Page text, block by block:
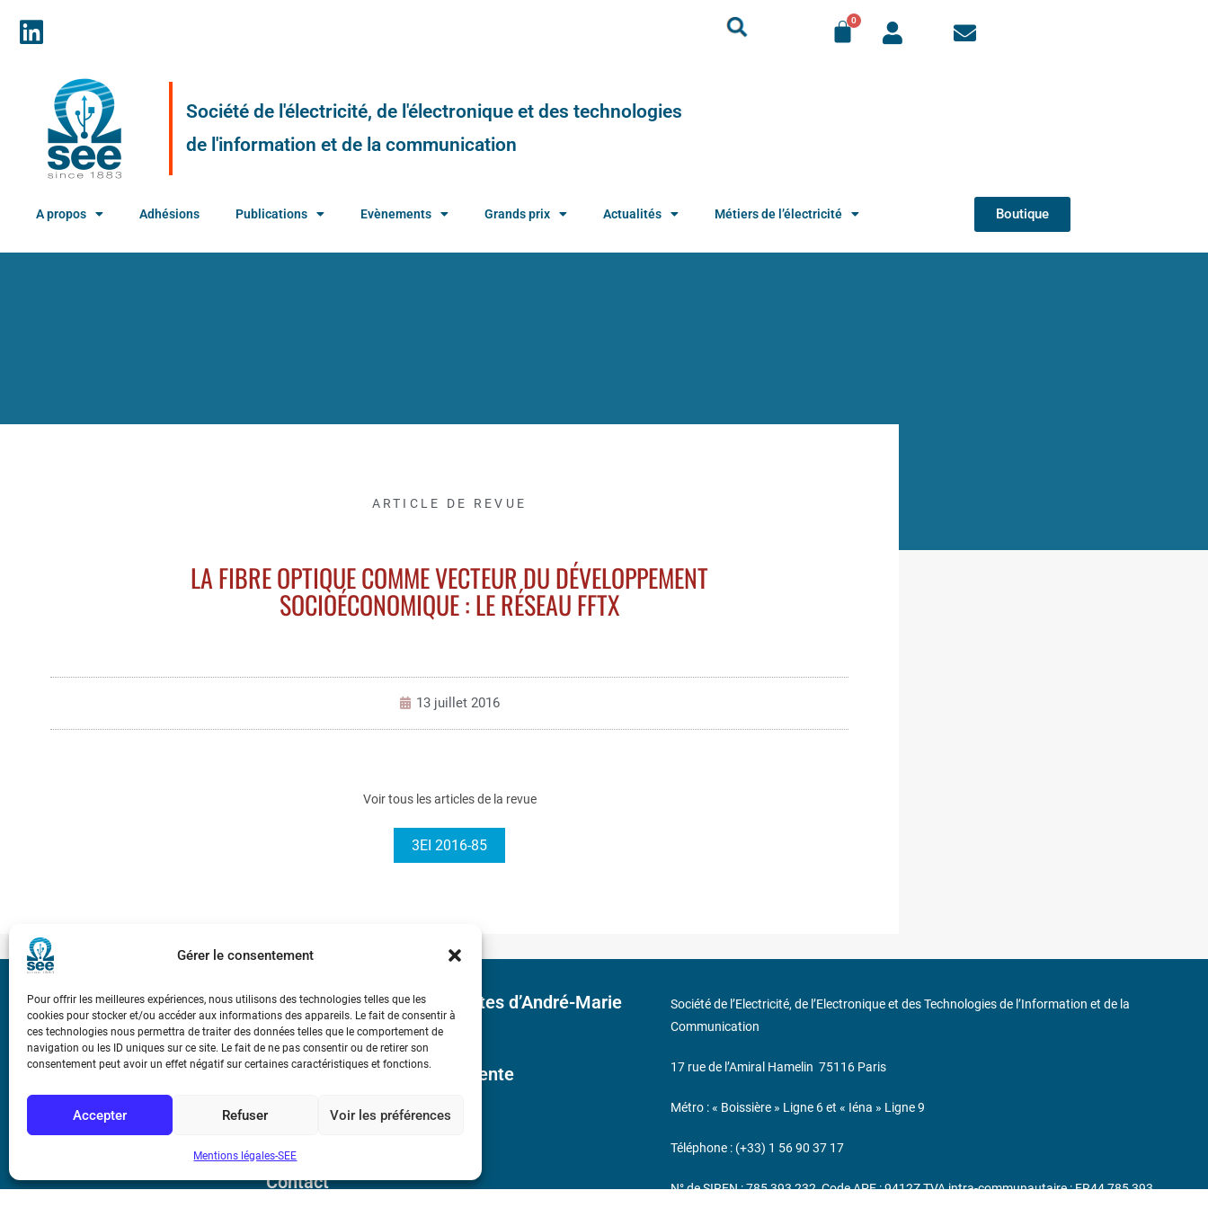
Gérer le consentement
Pour offrir les meilleures expériences, nous utilisons des technologies telles que les
cookies pour stocker et/ou accéder aux informations des appareils. Le fait de consentir à
ces technologies nous permettra de traiter des données telles que le comportement de
navigation ou les ID uniques sur ce site. Le fait de ne pas consentir ou de retirer son
consentement peut avoir un effet négatif sur certaines caractéristiques et fonctions.
Accepter Refuser Voir les préférences
Mentions légales-SEE
Société de l'électricité, de l'électronique et des technologies
de l'information et de la communication
A propos Adhésions Publications Evènements Grands prix Actualités Métiers de l’électricité Boutique
ARTICLE DE REVUE
LA FIBRE OPTIQUE COMME VECTEUR DU DÉVELOPPEMENT
SOCIOÉCONOMIQUE : LE RÉSEAU FFTX
13 juillet 2016
Voir tous les articles de la revue
3EI 2016-85
Bicentenaire des découvertes d’André-Marie
Ampère
Conditions Générales de Vente
Mentions légales
Contact
Société de l’Electricité, de l’Electronique et des Technologies de l’Information et de la
Communication
17 rue de l’Amiral Hamelin 75116 Paris
Métro : « Boissière » Ligne 6 et « Iéna » Ligne 9
Téléphone : (+33) 1 56 90 37 17
N° de SIREN : 785 393 232, Code APE : 9412Z TVA intra-communautaire : FR44 785 393